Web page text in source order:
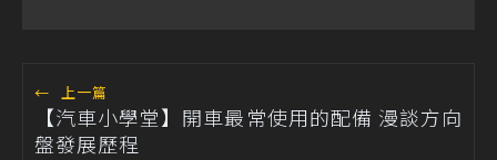
← 上一篇
【汽車小學堂】開車最常使用的配備 漫談方向
盤發展歷程